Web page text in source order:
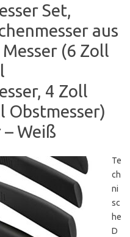
Set,
aus
(6 Zoll
4 Zoll
Obstmesser)
Weiß
Te
ch
ni
sc
he
D